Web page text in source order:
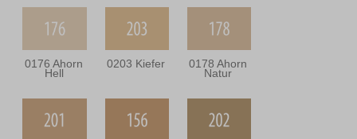
0176 Ahorn
Hell
0203 Kiefer 0178 Ahorn
Natur